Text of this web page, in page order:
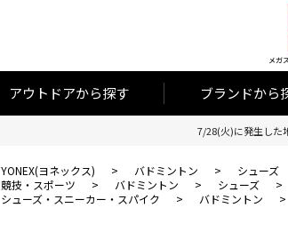
メガ
アウトドアから探す ブランドから
7/28(火)に発生した
YONEX(ヨネックス) > バドミントン > シューズ
競技・スポーツ > バドミントン > シューズ >
シューズ・スニーカー・スパイク > バドミントン >